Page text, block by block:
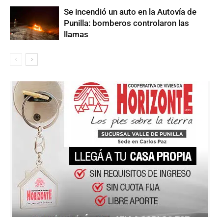
Se incendió un auto en la Autovía de
Punilla: bomberos controlaron las
llamas